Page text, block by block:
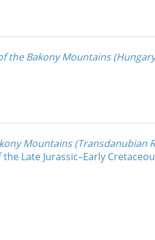
the Bakony Mountains
Mountains (Transdanubian
Late Jurassic–Early